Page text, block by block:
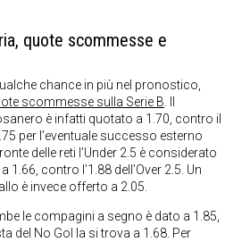
quote scommesse e
chance in più nel pronostico,
scommesse sulla Serie B. Il
è infatti quotato a 1.70, contro il
per l’eventuale successo esterno
delle reti l’Under 2.5 è considerato
1.66, contro l’1.88 dell’Over 2.5. Un
è invece offerto a 2.05.
le compagini a segno è dato a 1.85,
del No Gol la si trova a 1.68. Per